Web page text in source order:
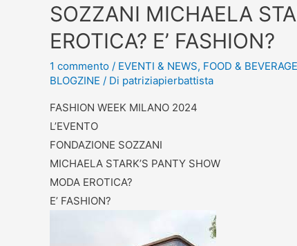
SOZZANI MICHAELA
EROTICA? E’ FASHION?
1 commento / EVENTI & NEWS, FOOD &
BLOGZINE / Di patriziapierbattista
FASHION WEEK MILANO 2024
L’EVENTO
FONDAZIONE SOZZANI
MICHAELA STARK’S PANTY SHOW
MODA EROTICA?
E’ FASHION?